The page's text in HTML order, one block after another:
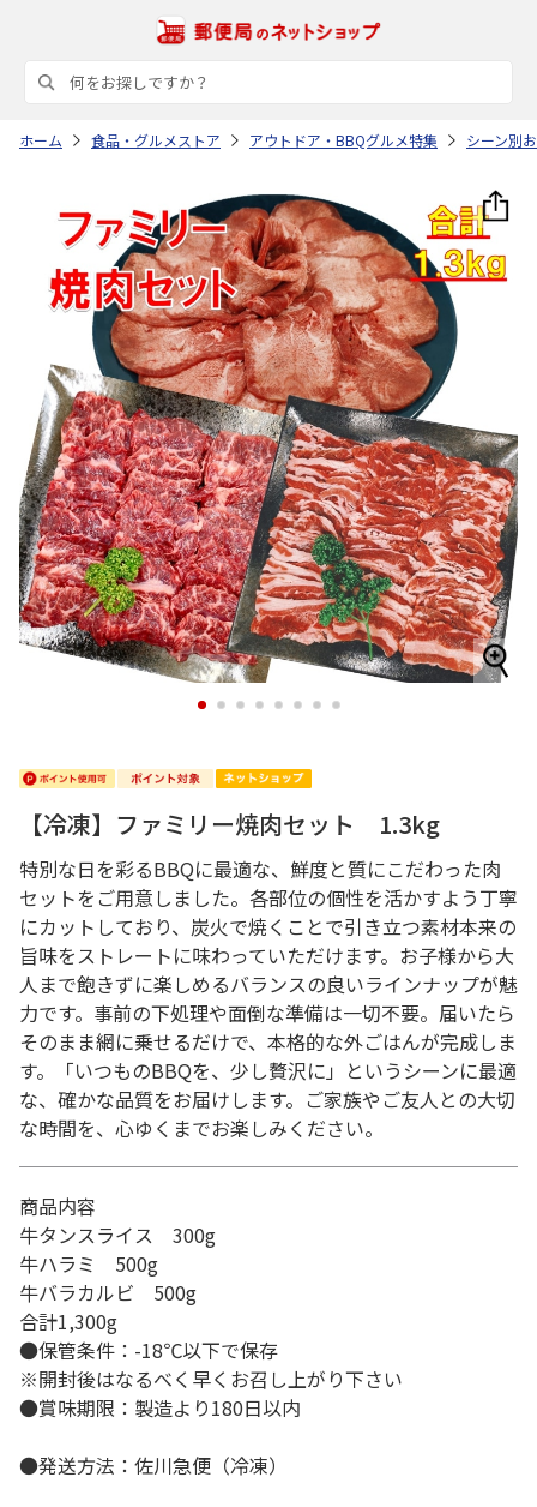
ホーム 食品・グルメストア アウトドア・BBQグルメ特集 シーン別
1 2 3 4 5 6 7 8
【冷凍】ファミリー焼肉セット 1.3kg
特別な日を彩るBBQに最適な、鮮度と質にこだわった肉
セットをご用意しました。各部位の個性を活かすよう丁寧
にカットしており、炭火で焼くことで引き立つ素材本来の
旨味をストレートに味わっていただけます。お子様から大
人まで飽きずに楽しめるバランスの良いラインナップが魅
力です。事前の下処理や面倒な準備は一切不要。届いたら
そのまま網に乗せるだけで、本格的な外ごはんが完成しま
す。「いつものBBQを、少し贅沢に」というシーンに最適
な、確かな品質をお届けします。ご家族やご友人との大切
な時間を、心ゆくまでお楽しみください。
商品内容
牛タンスライス 300g
牛ハラミ 500g
牛バラカルビ 500g
合計1,300g
●保管条件：-18℃以下で保存
※開封後はなるべく早くお召し上がり下さい
●賞味期限：製造より180日以内
●発送方法：佐川急便（冷凍）